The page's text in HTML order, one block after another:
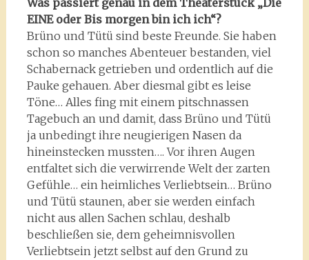
Was passiert genau in dem Theaterstück „Die
EINE oder Bis morgen bin ich ich“?
Brüno und Tütü sind beste Freunde. Sie haben
schon so manches Abenteuer bestanden, viel
Schabernack getrieben und ordentlich auf die
Pauke gehauen. Aber diesmal gibt es leise
Töne… Alles fing mit einem pitschnassen
Tagebuch an und damit, dass Brüno und Tütü
ja unbedingt ihre neugierigen Nasen da
hineinstecken mussten…. Vor ihren Augen
entfaltet sich die verwirrende Welt der zarten
Gefühle… ein heimliches Verliebtsein… Brüno
und Tütü staunen, aber sie werden einfach
nicht aus allen Sachen schlau, deshalb
beschließen sie, dem geheimnisvollen
Verliebtsein jetzt selbst auf den Grund zu